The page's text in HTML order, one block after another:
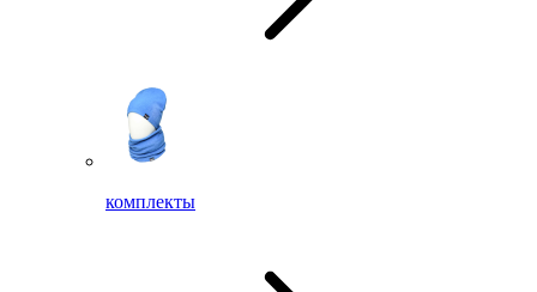
комплекты